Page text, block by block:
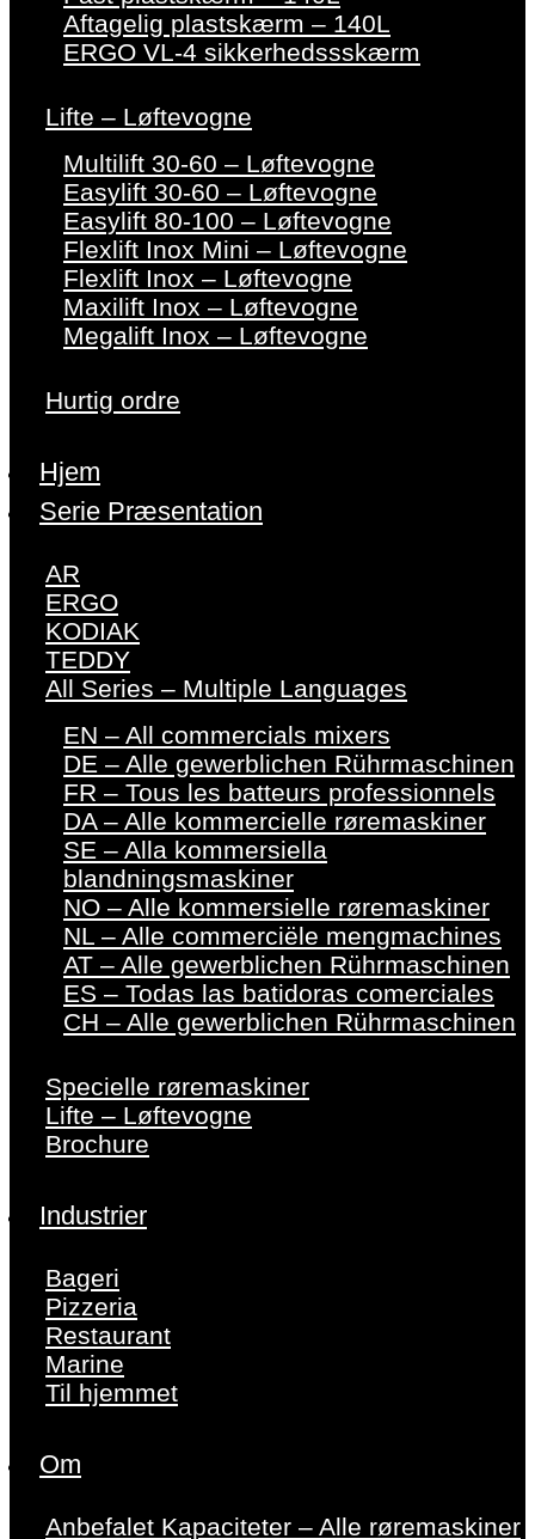
Aftagelig plastskærm – 140L
ERGO VL-4 sikkerhedssskærm
Lifte – Løftevogne
Multilift 30-60 – Løftevogne
Easylift 30-60 – Løftevogne
Easylift 80-100 – Løftevogne
Flexlift Inox Mini – Løftevogne
Flexlift Inox – Løftevogne
Maxilift Inox – Løftevogne
Megalift Inox – Løftevogne
Hurtig ordre
Hjem
Serie Præsentation
AR
ERGO
KODIAK
TEDDY
All Series – Multiple Languages
EN – All commercials mixers
DE – Alle gewerblichen Rührmaschinen
FR – Tous les batteurs professionnels
DA – Alle kommercielle røremaskiner
SE – Alla kommersiella
blandningsmaskiner
NO – Alle kommersielle røremaskiner
NL – Alle commerciële mengmachines
AT – Alle gewerblichen Rührmaschinen
ES – Todas las batidoras comerciales
CH – Alle gewerblichen Rührmaschinen
Specielle røremaskiner
Lifte – Løftevogne
Brochure
Industrier
Bageri
Pizzeria
Restaurant
Marine
Til hjemmet
Om
Anbefalet Kapaciteter – Alle røremaskiner